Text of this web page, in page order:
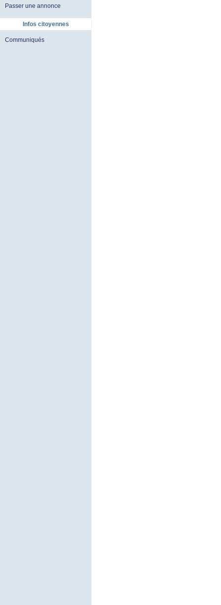
Passer une annonce
Infos citoyennes
Communiqués